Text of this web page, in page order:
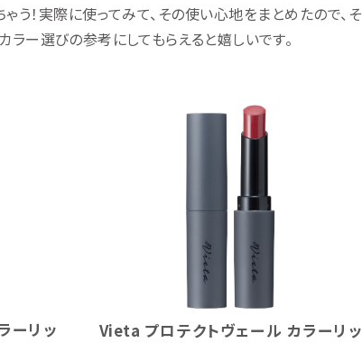
う！実際に使ってみて、その使い心地をまとめたので、そ
ラー選びの参考にしてもらえると嬉しいです。
ーリッ
Vieta プロテクトヴェール カラーリッ